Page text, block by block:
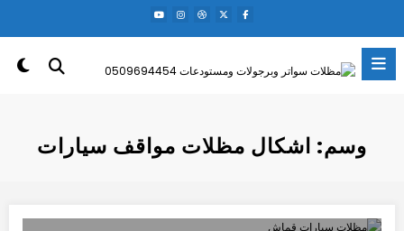
المحتوى
وسم: اشكال مظلات مواقف سيارات